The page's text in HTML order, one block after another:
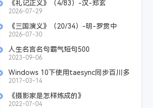
《礼记正义》（4/83）-汉-郑玄
2026-07-29
《三国演义》（20/34）-明-罗贯中
2026-07-30
人生名言名句霸气短句500
2023-09-06
Windows 10下使用taesync同步百川多
媒体教程
2017-03-14
《摄影家是怎样炼成的》
mobi+azw3+epub
2022-07-04